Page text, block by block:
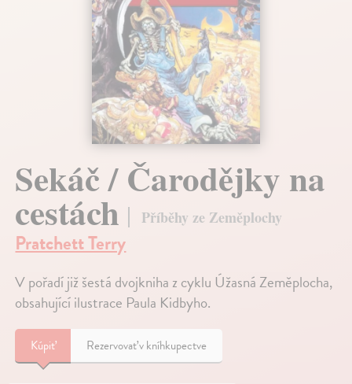
Sekáč / Čarodějky na
cestách Příběhy ze Zeměplochy
Pratchett Terry
V pořadí již šestá dvojkniha z cyklu Úžasná Zeměplocha,
obsahující ilustrace Paula Kidbyho.
Kúpiť Rezervovať v kníhkupectve